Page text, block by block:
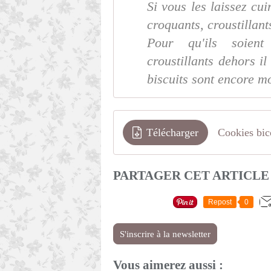
Si vous les laissez
croquants,
Pour qu'ils soient
croustillants dehors
biscuits sont encore
Télécharger Cookies
PARTAGER CET ARTICLE
Repost 0
S'inscrire à la newsletter
Vous aimerez aussi :